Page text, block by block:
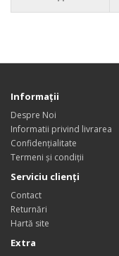
Informații
Despre Noi
Informatii privind livrarea
Confidențialitate
Termeni și condiții
Serviciu clienți
Contact
Returnări
Hartă site
Extra